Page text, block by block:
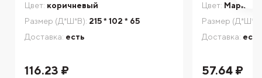
Цвет: коричневый
Размер (Д*Ш*В): 215 * 102 * 65
Доставка: есть
116.23 ₽
Цвет:
Размер
Доставка: есть
57.64 ₽